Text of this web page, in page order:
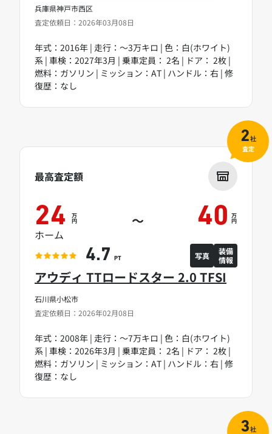
兵庫県神戸市西区
査定依頼日：2026年03月08日
年式：2016年 | 走行：～3万キロ | 色：白(ホワイト)
系 | 車検：2027年3月 | 乗車定員： 2名 | ドア： 2枚 |
燃料：ガソリン | ミッション：AT | ハンドル：右 | 修
復歴：なし
石川県小松市
査定依頼日：2026年02月08日
アウディ TTロードスター 2.0 TFSI
年式：2008年 | 走行：～7万キロ | 色：白(ホワイト)
系 | 車検：2026年3月 | 乗車定員： 2名 | ドア： 2枚 |
燃料：ガソリン | ミッション：AT | ハンドル：右 | 修
復歴：なし
最高査定額
24 万
円 ～ 40 万
円
ホーム
4.7 PT 写真
装備
情報
2社
査定
3社